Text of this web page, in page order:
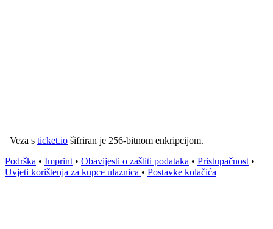
Veza s ticket.io šifriran je 256-bitnom enkripcijom.
Podrška • Imprint • Obavijesti o zaštiti podataka • Pristupačnost •
Uvjeti korištenja za kupce ulaznica • Postavke kolačića